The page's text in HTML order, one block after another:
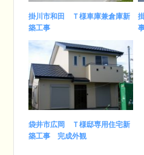
掛川市和田 Ｔ様車庫兼倉庫新
築工事
袋井市広岡 Ｔ様邸専用住宅新
築工事 完成外観